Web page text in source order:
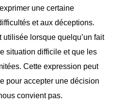
une certaine
et aux déceptions.
utilisée lorsque quelqu’un fait
situation difficile et que les
Cette expression peut
pour accepter une décision
convient pas.